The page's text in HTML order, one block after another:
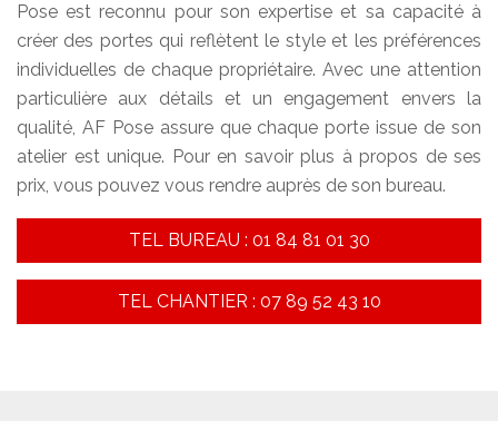
Pose est reconnu pour son expertise et sa capacité à
créer des portes qui reflètent le style et les préférences
individuelles de chaque propriétaire. Avec une attention
particulière aux détails et un engagement envers la
qualité, AF Pose assure que chaque porte issue de son
atelier est unique. Pour en savoir plus à propos de ses
prix, vous pouvez vous rendre auprès de son bureau.
TEL BUREAU : 01 84 81 01 30
TEL CHANTIER : 07 89 52 43 10